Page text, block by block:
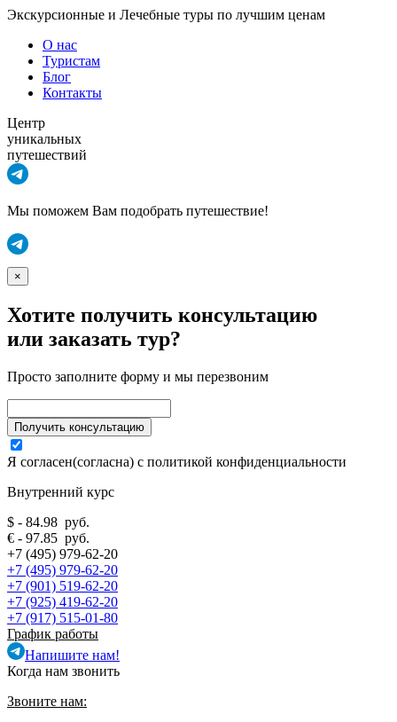
Экскурсионные и Лечебные туры по лучшим ценам
О нас
Туристам
Блог
Контакты
Центр
уникальных
путешествий
Мы поможем Вам подобрать путешествие!
×
Хотите получить консультацию
или заказать тур?
Просто заполните форму и мы перезвоним
Я согласен(согласна) с политикой конфиденциальности
Внутренний курс
$ - 84.98 руб.
€ - 97.85 руб.
+7 (495) 979-62-20
+7 (495) 979-62-20
+7 (901) 519-62-20
+7 (925) 419-62-20
+7 (917) 515-01-80
График работы
Напишите нам!
Когда нам звонить
Звоните нам: